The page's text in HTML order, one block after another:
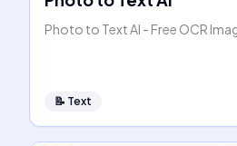
Photo to Text AI - Free OCR
📝 Text